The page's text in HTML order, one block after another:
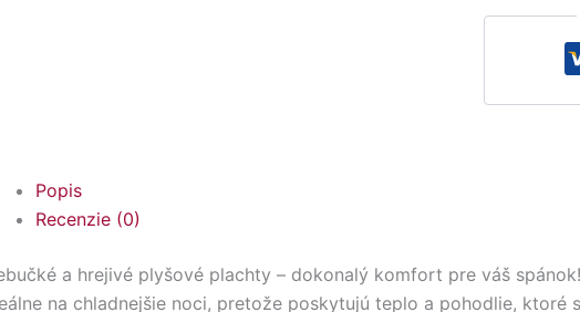
Popis
Recenzie (0)
a hrejivé plyšové plachty – dokonalý komfort pre váš
na chladnejšie noci, pretože poskytujú teplo a pohodlie, ktoré